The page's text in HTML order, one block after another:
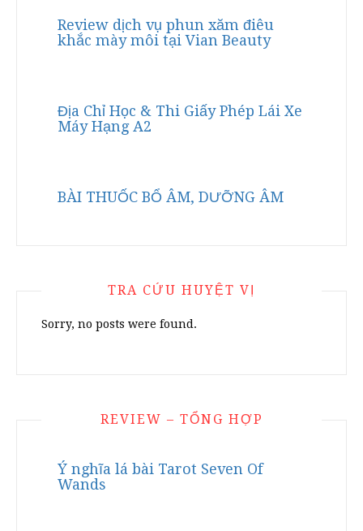
Review dịch vụ phun xăm điêu
khắc mày môi tại Vian Beauty
Địa Chỉ Học & Thi Giấy Phép Lái Xe
Máy Hạng A2
BÀI THUỐC BỔ ÂM, DƯỠNG ÂM
TRA CỨU HUYỆT VỊ
Sorry, no posts were found.
REVIEW – TỔNG HỢP
Ý nghĩa lá bài Tarot Seven Of
Wands